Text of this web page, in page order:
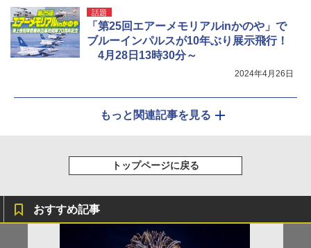
話題
「第25回エアーメモリアルinかのや」で
ブルーインパルスが10年ぶり展示飛行！
4月28日13時30分～
2024年4月26日
もっと関連記事を見る
トップページに戻る
おすすめ記事